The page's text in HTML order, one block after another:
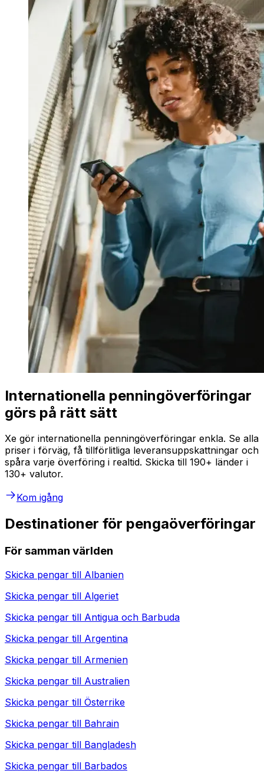
Internationella penningöverföringar
görs på rätt sätt
Xe gör internationella penningöverföringar enkla. Se alla
priser i förväg, få tillförlitliga leveransuppskattningar och
spåra varje överföring i realtid. Skicka till 190+ länder i
130+ valutor.
Kom igång
Destinationer för pengaöverföringar
För samman världen
Skicka pengar till Albanien
Skicka pengar till Algeriet
Skicka pengar till Antigua och Barbuda
Skicka pengar till Argentina
Skicka pengar till Armenien
Skicka pengar till Australien
Skicka pengar till Österrike
Skicka pengar till Bahrain
Skicka pengar till Bangladesh
Skicka pengar till Barbados